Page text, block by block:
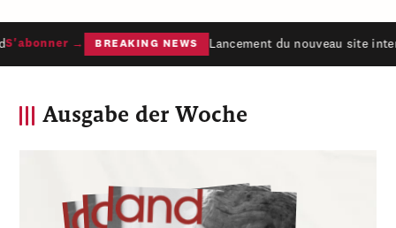
→ BREAKING NEWS Lancement du nouveau site
Ausgabe der Woche